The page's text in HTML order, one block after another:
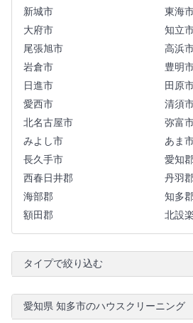
新城市
東海
大府市
知立
尾張旭市
高浜
岩倉市
豊明
日進市
田原
愛西市
清須
北名古屋市
弥富
みよし市
あま
長久手市
愛知
西春日井郡
丹羽
海部郡
知多
額田郡
北設
タイプで絞り込む
愛知県 知多市のハウスクリーニング